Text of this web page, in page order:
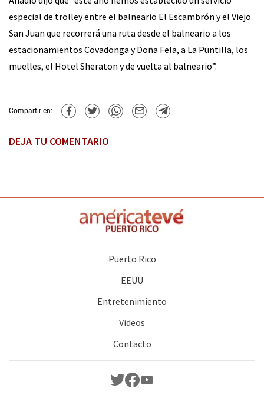
especial de trolley entre el balneario El Escambrón y el Viejo
San Juan que recorrerá una ruta desde el balneario a los
estacionamientos Covadonga y Doña Fela, a La Puntilla, los
muelles, el Hotel Sheraton y de vuelta al balneario”.
Compartir en:
DEJA TU COMENTARIO
Puerto Rico
EEUU
Entretenimiento
Videos
Contacto